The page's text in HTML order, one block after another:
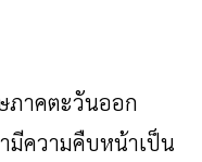
ภาคตะวันออก
มีความคืบหน้าเป็น